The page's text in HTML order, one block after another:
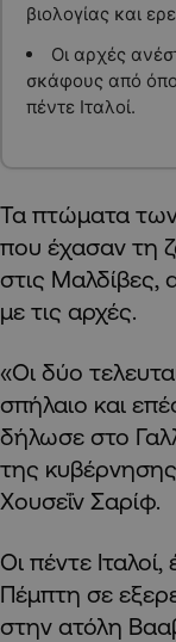
βιολογίας και
Οι αρχές
σκάφους από
πέντε Ιταλοί.
Τα πτώματα
που έχασαν τη
στις
με τις αρχές.
«Οι δύο
σπήλαιο και
δήλωσε στο
της
Χουσεΐν Σαρίφ.
Οι πέντε
Πέμπτη σε
στην ατόλη